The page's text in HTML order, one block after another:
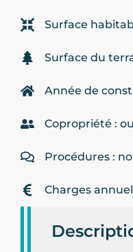
Surface
Surface du
Année de
Copropriété :
Procédures :
Charges